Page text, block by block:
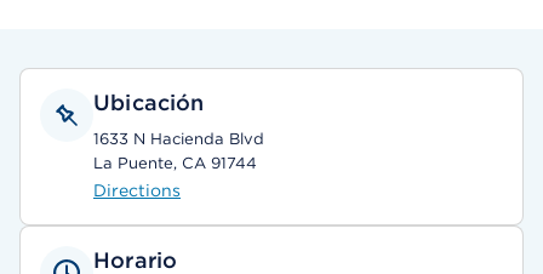
Ubicación
1633 N Hacienda Blvd
La Puente, CA 91744
Directions
Horario